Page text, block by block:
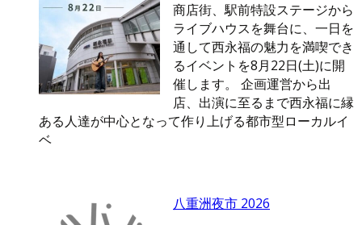
商店街、駅前特設ステージから
ライブハウスを舞台に、一日を
通して西永福の魅力を満喫でき
るイベントを8月22日(土)に開
催します。 企画運営から出
店、出演に至るまで西永福に縁
ある人達が中心となって作り上げる都市型ローカルイ
ベ
八重洲夜市 2026